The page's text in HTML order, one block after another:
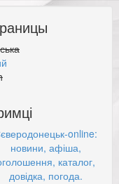
online:
новини, афіша,
каталог,
довідка, погода.